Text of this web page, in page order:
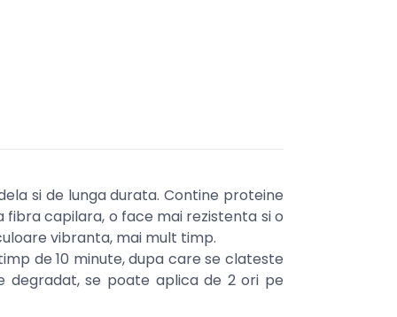
si de lunga durata. Contine proteine
capilara, o face mai rezistenta si o
vibranta, mai mult timp.
de 10 minute, dupa care se clateste
degradat, se poate aplica de 2 ori pe